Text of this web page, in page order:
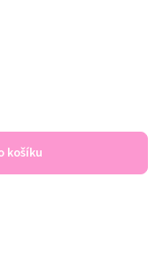
košíku